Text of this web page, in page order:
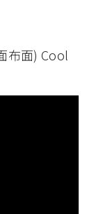
布面) Cool